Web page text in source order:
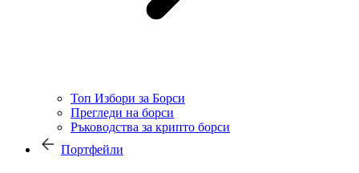
Топ Избори за Борси
Прегледи на борси
Ръководства за крипто борси
Портфейли